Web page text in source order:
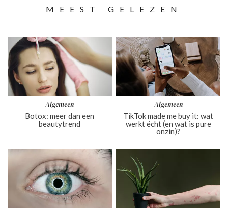
MEEST GELEZEN
Algemeen
Botox: meer dan een
beautytrend
Algemeen
TikTok made me buy it: wat
werkt écht (en wat is pure
onzin)?